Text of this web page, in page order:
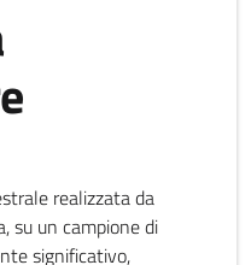
realizzata da
su un campione di
significativo,